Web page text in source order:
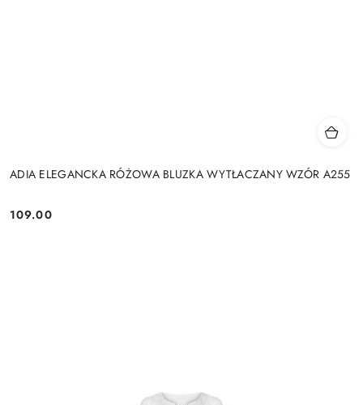
ADIA ELEGANCKA RÓŻOWA BLUZKA WYTŁACZANY WZÓR A255
Cena:
109.00